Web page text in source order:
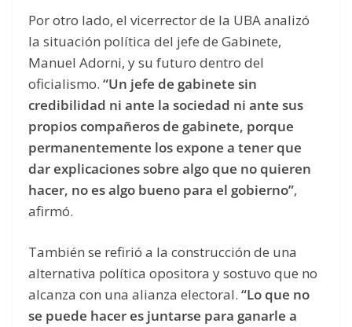
Por otro lado, el vicerrector de la UBA analizó
la situación política del jefe de Gabinete,
Manuel Adorni, y su futuro dentro del
oficialismo. “Un jefe de gabinete sin
credibilidad ni ante la sociedad ni ante sus
propios compañeros de gabinete, porque
permanentemente los expone a tener que
dar explicaciones sobre algo que no quieren
hacer, no es algo bueno para el gobierno”,
afirmó.
También se refirió a la construcción de una
alternativa política opositora y sostuvo que no
alcanza con una alianza electoral. “Lo que no
se puede hacer es juntarse para ganarle a